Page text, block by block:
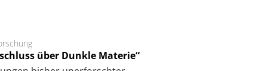
über Dunkle Materie“